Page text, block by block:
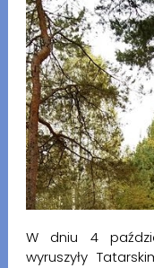
W dniu 4
wyruszyły